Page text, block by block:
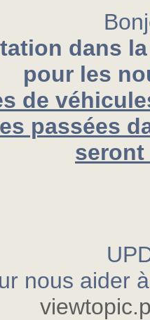
dans
pour les
de
passées
seront
nous aider